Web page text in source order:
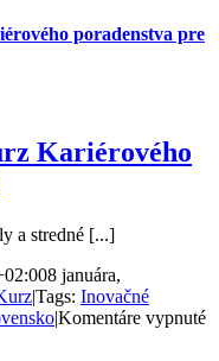
poradenstva pre
Kariérového
a stredné [...]
8 januára,
|Tags: Inovačné
|Komentáre vypnuté